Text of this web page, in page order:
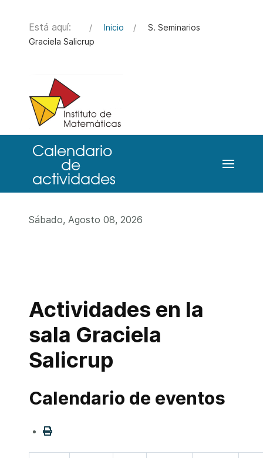
Está aquí: Inicio
S. Seminarios
Graciela Salicrup
Sábado, Agosto 08, 2026
Actividades en la
sala Graciela
Salicrup
Calendario de eventos